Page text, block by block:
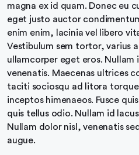
magna ex id quam. Donec eu
eget justo auctor
enim enim, lacinia vel libero
Vestibulum sem tortor, varius
ullamcorper eget eros. Nullam
venenatis. Maecenas ultrices
taciti sociosqu ad litora
inceptos himenaeos. Fusce
quis tellus odio. Nullam id
Nullam dolor nisl, venenatis
augue.